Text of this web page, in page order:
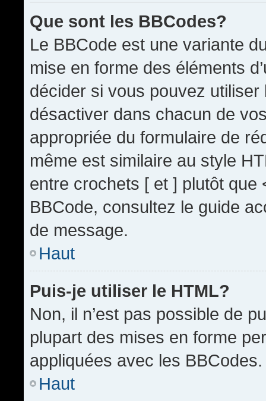
Que sont les BBCodes?
Le BBCode est une variante
mise en forme des éléments
décider si vous pouvez
désactiver dans chacun de
appropriée du formulaire de
même est similaire au style
entre crochets [ et ] plutôt que
BBCode, consultez le guide
de message.
Haut
Puis-je utiliser le HTML?
Non, il n’est pas possible de
plupart des mises en forme
appliquées avec les BBCodes.
Haut